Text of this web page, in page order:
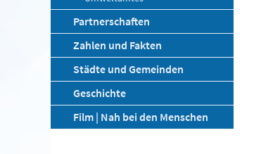
Partnerschaften
Zahlen und Fakten
Städte und Gemeinden
Geschichte
Film | Nah bei den Menschen